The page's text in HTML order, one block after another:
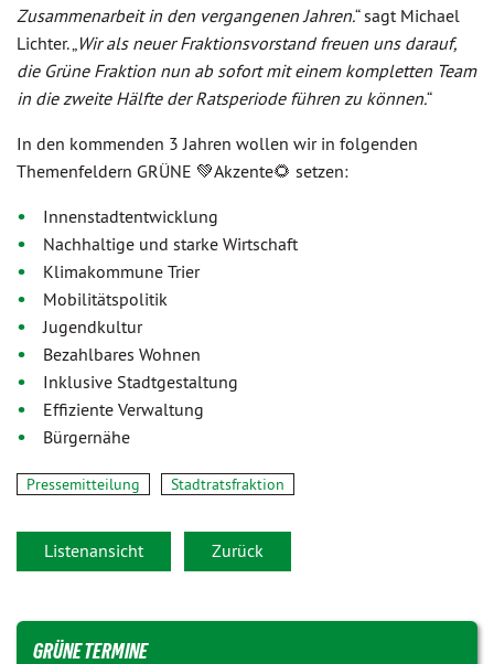
Zusammenarbeit in den vergangenen Jahren.“ sagt Michael
Lichter. „Wir als neuer Fraktionsvorstand freuen uns darauf,
die Grüne Fraktion nun ab sofort mit einem kompletten Team
in die zweite Hälfte der Ratsperiode führen zu können.“
In den kommenden 3 Jahren wollen wir in folgenden
Themenfeldern GRÜNE 💚Akzente🌻 setzen:
Innenstadtentwicklung
Nachhaltige und starke Wirtschaft
Klimakommune Trier
Mobilitätspolitik
Jugendkultur
Bezahlbares Wohnen
Inklusive Stadtgestaltung
Effiziente Verwaltung
Bürgernähe
Pressemitteilung Stadtratsfraktion
Listenansicht Zurück
GRÜNE TERMINE